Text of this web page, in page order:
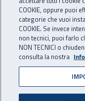
Navigazione - Ti
Home Inail comunica
Live
Banca
COOKIE, oppure puoi
categorie che vuoi
COOKIE. Se invece
non tecnici, puoi farlo
NON TECNICI o
consulta la nostra